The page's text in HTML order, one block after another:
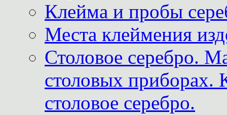
Клейма и пробы
Места клеймения
Столовое серебро.
столовых приборах.
столовое серебро.